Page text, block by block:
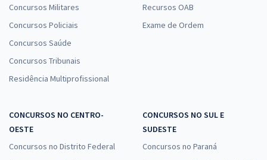
Concursos Militares
Concursos Policiais
Concursos Saúde
Concursos Tribunais
Residência Multiprofissional
Recursos OAB
Exame de Ordem
CONCURSOS NO CENTRO-
OESTE
Concursos no Distrito Federal
CONCURSOS NO SUL E
SUDESTE
Concursos no Paraná